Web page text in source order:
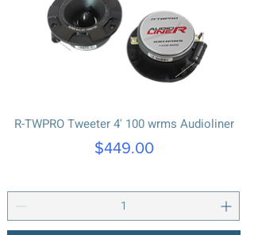
R-TWPRO Tweeter 4' 100 wrms Audioliner
Precio
$449.00